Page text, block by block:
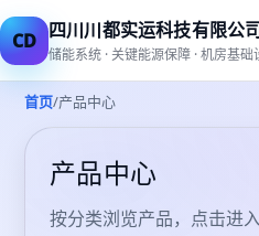
CD 四川川都实运科技有限公
储能系统 · 关键能源保障 · 机房基础
首页/产品中心
产品中心
按分类浏览产品，点击进